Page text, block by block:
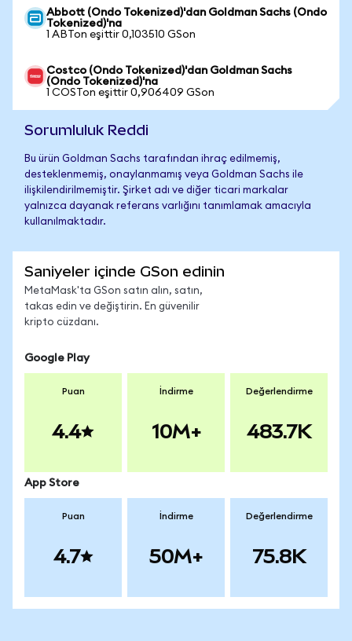
Abbott (Ondo Tokenized)'dan Goldman Sachs (Ondo
Tokenized)'na
1 ABTon eşittir 0,103510 GSon
Costco (Ondo Tokenized)'dan Goldman Sachs
(Ondo Tokenized)'na
1 COSTon eşittir 0,906409 GSon
Sorumluluk Reddi
Bu ürün Goldman Sachs tarafından ihraç edilmemiş,
desteklenmemiş, onaylanmamış veya Goldman Sachs ile
ilişkilendirilmemiştir. Şirket adı ve diğer ticari markalar
yalnızca dayanak referans varlığını tanımlamak amacıyla
kullanılmaktadır.
Saniyeler içinde GSon edinin
MetaMask'ta GSon satın alın, satın,
takas edin ve değiştirin. En güvenilir
kripto cüzdanı.
Google Play
Puan
4.4
İndirme
10M+
Değerlendirme
483.7K
App Store
Puan
4.7
İndirme
50M+
Değerlendirme
75.8K